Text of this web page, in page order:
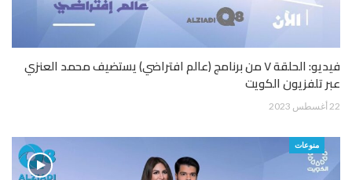
فيديو: الحلقة ٧ من برنامج (عالم افتراضي) يستضيف محمد العنزي
عبر تلفزيون الكويت
22 أغسطس 2023
منوعات